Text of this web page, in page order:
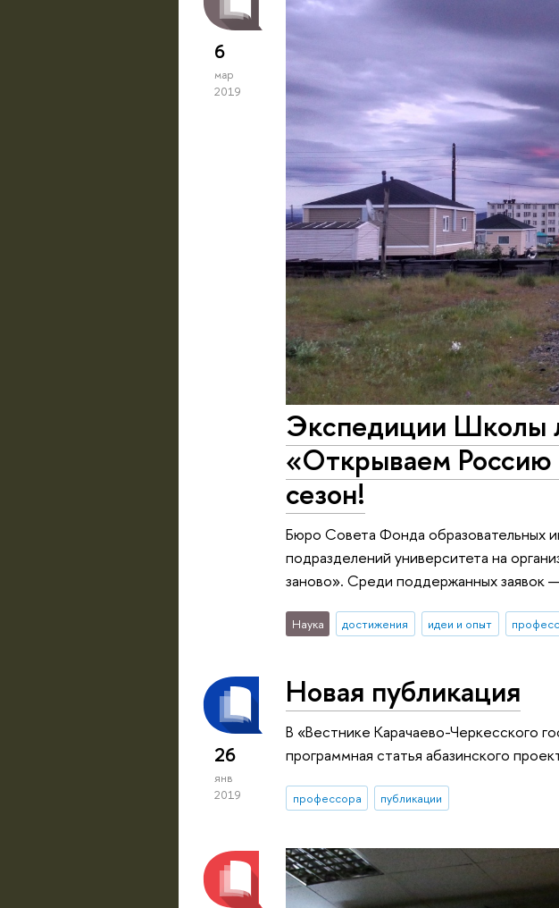
6
мар
2019
Экспедиции Школы
«Открываем Россию
сезон!
Бюро Совета Фонда образовательных
подразделений университета на
заново». Среди поддержанных заявок
Наука достижения идеи и опыт
26
янв
2019
Новая публикация
В «Вестнике Карачаево-Черкесского
программная статья абазинского
профессора публикации